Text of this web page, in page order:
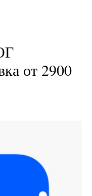
от 2900